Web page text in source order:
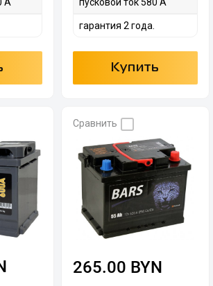
гарантия 2 года.
Купить
Сравнить
265.00 BYN